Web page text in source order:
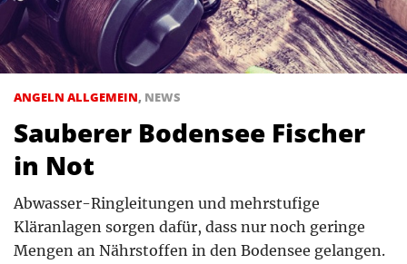
ANGELN ALLGEMEIN, NEWS
Sauberer Bodensee Fischer
in Not
Abwasser-Ringleitungen und mehrstufige
Kläranlagen sorgen dafür, dass nur noch geringe
Mengen an Nährstoffen in den Bodensee gelangen.